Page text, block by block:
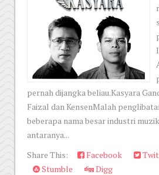
pernah dijangka beliau.Kasyara
Faizal dan KensenMalah
beberapa nama besar industri
antaranya...
Share This:
Facebook
Stumble
Digg